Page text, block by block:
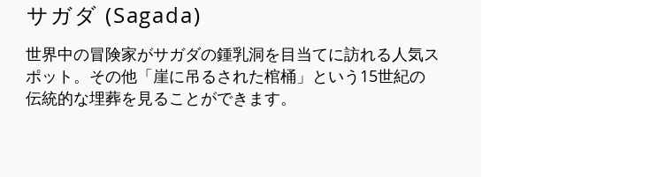
サガダ (Sagada)
世界中の冒険家がサガダの鍾乳洞を目当てに訪れる人気ス
ポット。その他「崖に吊るされた棺桶」という15世紀の
伝統的な埋葬を見ることができます。